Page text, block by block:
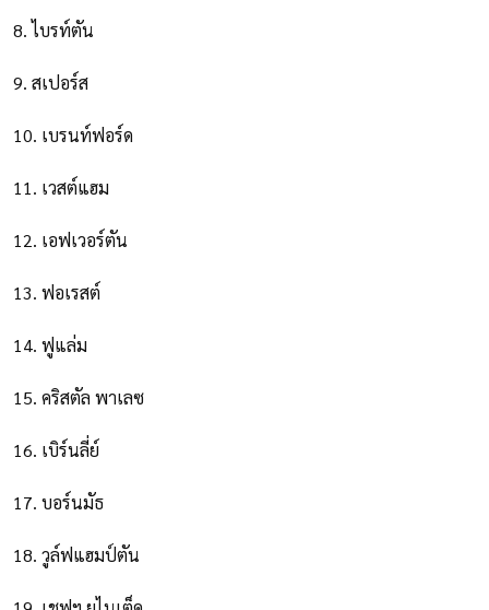
8. ไบรท์ตัน
9. สเปอร์ส
10. เบรนท์ฟอร์ด
11. เวสต์แฮม
12. เอฟเวอร์ตัน
13. ฟอเรสต์
14. ฟูแล่ม
15. คริสตัล พาเลซ
16. เบิร์นลี่ย์
17. บอร์นมัธ
18. วูล์ฟแฮมป์ตัน